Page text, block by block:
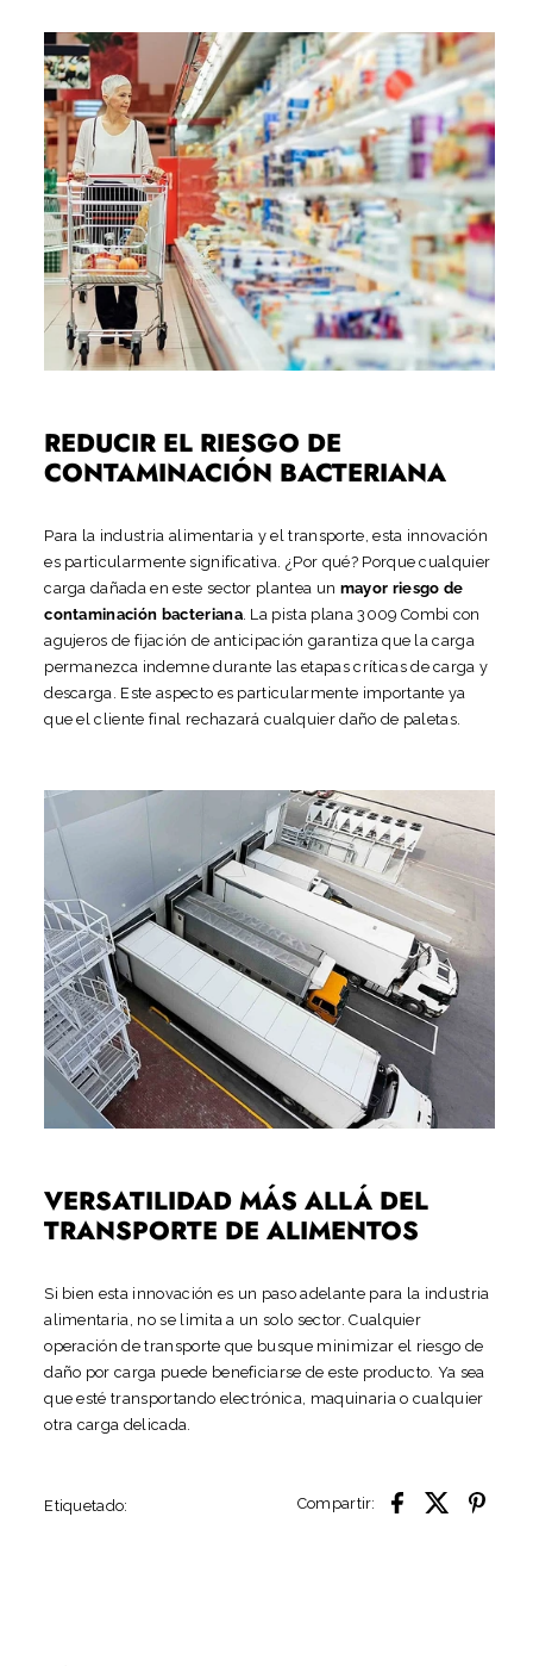
REDUCIR EL RIESGO DE
CONTAMINACIÓN BACTERIANA
Para la industria alimentaria y el transporte, esta innovación
es particularmente significativa. ¿Por qué? Porque cualquier
carga dañada en este sector plantea un mayor riesgo de
contaminación bacteriana. La pista plana 3009 Combi con
agujeros de fijación de anticipación garantiza que la carga
permanezca indemne durante las etapas críticas de carga y
descarga. Este aspecto es particularmente importante ya
que el cliente final rechazará cualquier daño de paletas.
VERSATILIDAD MÁS ALLÁ DEL
TRANSPORTE DE ALIMENTOS
Si bien esta innovación es un paso adelante para la industria
alimentaria, no se limita a un solo sector. Cualquier
operación de transporte que busque minimizar el riesgo de
daño por carga puede beneficiarse de este producto. Ya sea
que esté transportando electrónica, maquinaria o cualquier
otra carga delicada.
Etiquetado: Compartir: